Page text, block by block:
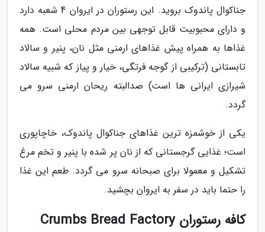
جناکوال پاندوک بروید. این رستوران در ایروان 4 شعبه دارد
و دارای محبوبیت قابل توجهی بین مردم محلی است. همه
غذاها به همراه پیش غذاهای ارمنی مثل نان، پنیر و سالاد
تابستانی (ترکیبی از گوجه فرتگی، خیار و پیاز که شبیه سالاد
شیرازی ایرانی ها است) صدالبته ریحان ارمنی سرو می
گردد.
یکی از خوشمزه ترین غذاهای جناکوال پاندوک، خاچاپوری
است؛ غذایی گرجستانی که از نان پر شده با پنیر و تخم مرغ
تشکیل و معمولا برای صبحانه سرو می گردد. طعم این غذا
را حتما باید در سفر به ایروان بچشید.
کافه رستوران Crumbs Bread Factory